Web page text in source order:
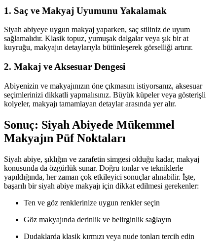
1. Saç ve Makyaj Uyumunu Yakalamak
Siyah abiyeye uygun makyaj yaparken, saç stiliniz de uyum
sağlamalıdır. Klasik topuz, yumuşak dalgalar veya şık bir at
kuyruğu, makyajın detaylarıyla bütünleşerek görselliği artırır.
2. Makaj ve Aksesuar Dengesi
Abiyenizin ve makyajınızın öne çıkmasını istiyorsanız, aksesuar
seçimlerinizi dikkatli yapmalısınız. Büyük küpeler veya gösterişli
kolyeler, makyajı tamamlayan detaylar arasında yer alır.
Sonuç: Siyah Abiyede Mükemmel
Makyajın Püf Noktaları
Siyah abiye, şıklığın ve zarafetin simgesi olduğu kadar, makyaj
konusunda da özgürlük sunar. Doğru tonlar ve tekniklerle
yapıldığında, her zaman çok etkileyici sonuçlar alınabilir. İşte,
başarılı bir siyah abiye makyajı için dikkat edilmesi gerekenler:
Ten ve göz renklerinize uygun renkler seçin
Göz makyajında derinlik ve belirginlik sağlayın
Dudaklarda klasik kırmızı veya nude tonları tercih edin